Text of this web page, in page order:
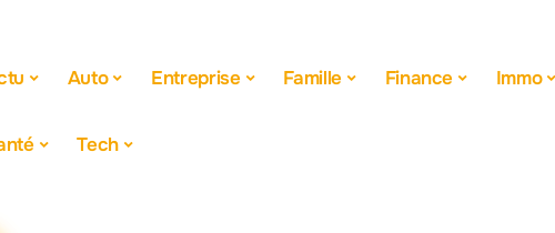
Auto Entreprise Famille Finance Immo
Tech